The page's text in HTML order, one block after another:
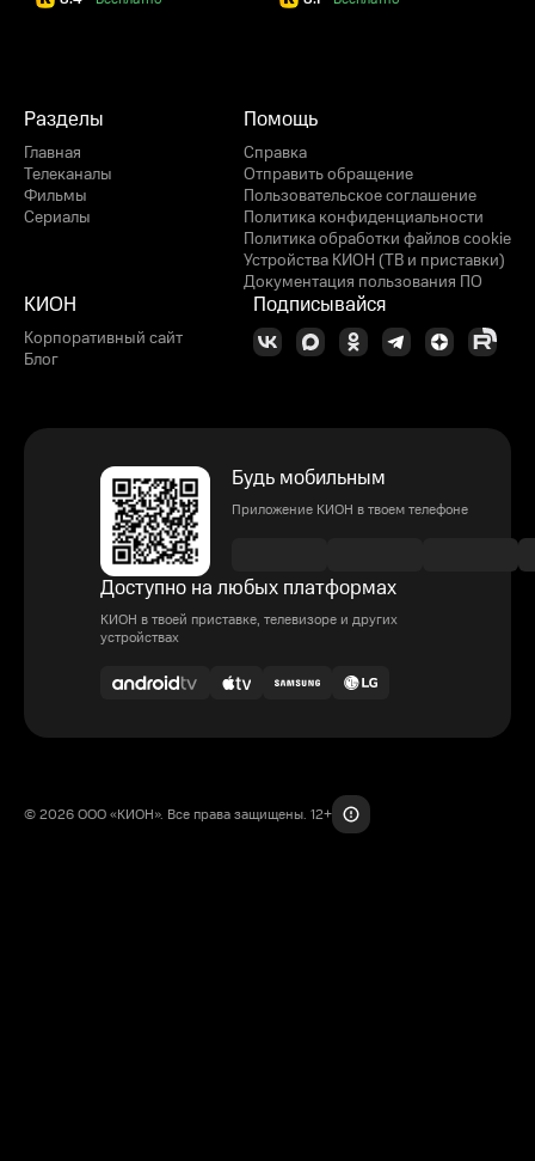
Разделы
Главная
Телеканалы
Фильмы
Сериалы
Помощь
Справка
Отправить обращение
Пользовательское соглашение
Политика конфиденциальности
Политика обработки файлов cookie
Устройства КИОН (ТВ и приставки)
Документация пользования ПО
КИОН
Корпоративный сайт
Блог
Подписывайся
Будь мобильным
Приложение КИОН в твоем телефоне
Доступно на любых платформах
КИОН в твоей приставке, телевизоре и других
устройствах
© 2026 ООО «КИОН». Все права защищены. 12+